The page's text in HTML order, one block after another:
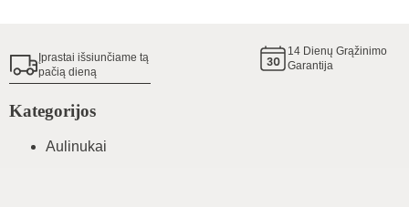
Įprastai išsiunčiame tą
pačią dieną
14 Dienų Grąžinimo
Garantija
Kategorijos
Aulinukai